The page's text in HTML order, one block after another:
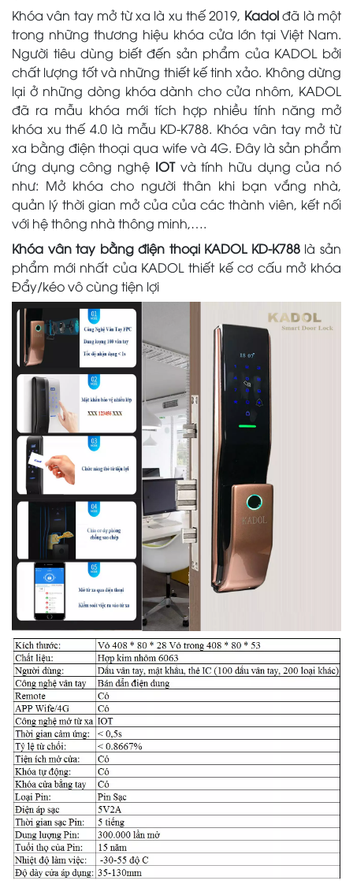
Khóa vân tay mở từ xa là xu thế 2019, Kadolđã là một
trong những thương hiệu khóa cửa lớn tại Việt Nam.
Người tiêu dùng biết đến sản phẩm của KADOL bởi
chất lượng tốt và những thiết kế tinh xảo. Không dừng
lại ở những dòng khóa dành cho cửa nhôm, KADOL
đã ra mẫu khóa mới tích hợp nhiều tính năng mở
khóa xu thế 4.0 là mẫu KD-K788. Khóa vân tay mở từ
xa bằng điện thoại qua wife và 4G. Đây là sản phẩm
ứng dụng công nghệ IOTvà tính hữu dụng của nó
như: Mở khóa cho người thân khi bạn vắng nhà,
quản lý thời gian mở của của các thành viên, kết nối
với hệ thông nhà thông minh,….
Khóa vân tay bằng điện thoại KADOL KD-K788là sản
phẩm mới nhất của KADOL thiết kế cơ cấu mở khóa
Đẩy/kéo vô cùng tiện lợi